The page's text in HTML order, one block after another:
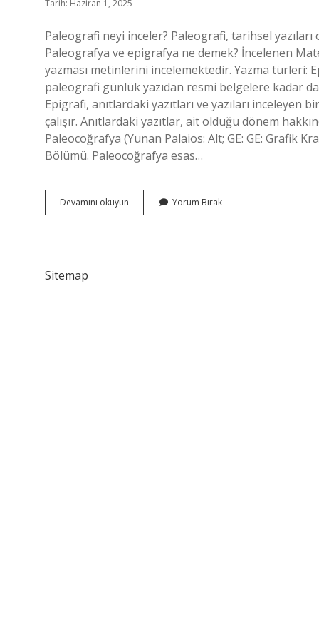
Tarih: Haziran 1, 2025
Paleografi neyi inceler? Paleografi, tarihsel
Paleografya ve epigrafya ne demek? İncelenen
yazması metinlerini incelemektedir. Yazma türleri:
paleografi günlük yazıdan resmi belgelere kadar
Epigrafi, anıtlardaki yazıtları ve yazıları
çalışır. Anıtlardaki yazıtlar, ait olduğu dönem
Paleocoğrafya (Yunan Palaios: Alt; GE: GE: Grafik
Bölümü. Paleocoğrafya esas…
Devamını okuyun Paleografya
Neyi
Yorum Bırak
Sitemap